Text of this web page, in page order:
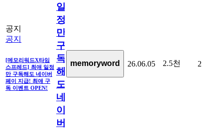
공지
공지
[메모리워드X타임
스프레드] 최애 일정
만 구독해도 네이버
페이 지급! 최애 구
독 이벤트 OPEN!
일
정
만
구
독
해
도
네
이
버
memoryword 26.06.05 2.5천 2